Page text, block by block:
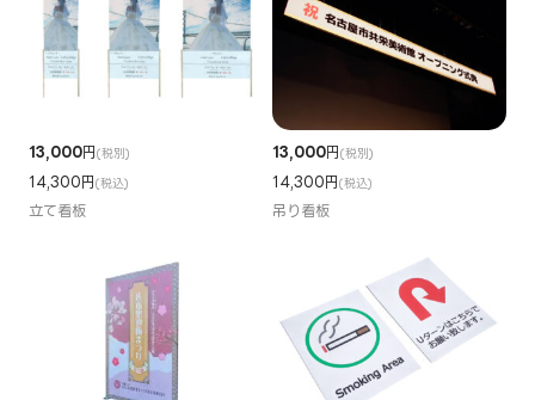
13,000円(税別)
14,300円(税込)
立て看板
13,000円(税別)
14,300円(税込)
吊り看板